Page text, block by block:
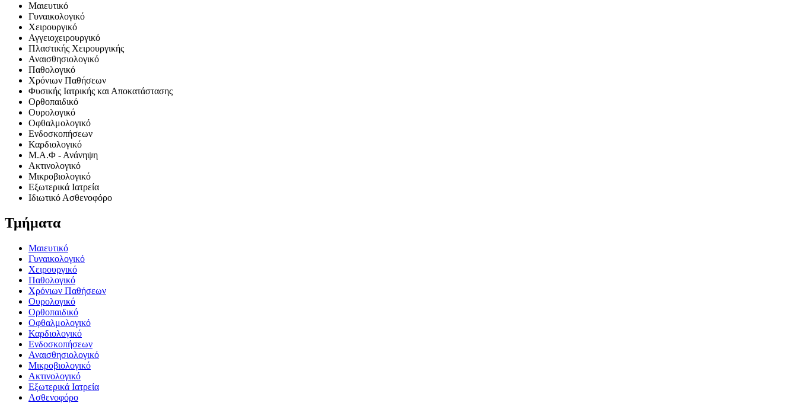
Μαιευτικό
Γυναικολογικό
Χειρουργικό
Αγγειοχειρουργικό
Πλαστικής Χειρουργικής
Αναισθησιολογικό
Παθολογικό
Χρόνιων Παθήσεων
Φυσικής Ιατρικής και Αποκατάστασης
Ορθοπαιδικό
Ουρολογικό
Οφθαλμολογικό
Ενδοσκοπήσεων
Καρδιολογικό
Μ.Α.Φ - Ανάνηψη
Ακτινολογικό
Μικροβιολογικό
Εξωτερικά Ιατρεία
Ιδιωτικό Ασθενοφόρο
Τμήματα
Μαιευτικό
Γυναικολογικό
Χειρουργικό
Παθολογικό
Χρόνιων Παθήσεων
Ουρολογικό
Ορθοπαιδικό
Οφθαλμολογικό
Καρδιολογικό
Ενδοσκοπήσεων
Αναισθησιολογικό
Μικροβιολογικό
Ακτινολογικό
Εξωτερικά Ιατρεία
Ασθενοφόρο